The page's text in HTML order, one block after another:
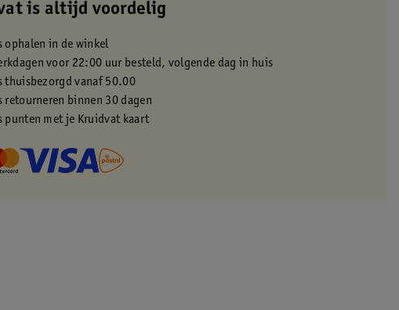
is altijd voordelig
ophalen in de winkel
voor 22:00 uur besteld, volgende dag in huis
thuisbezorgd vanaf 50.00
retourneren binnen 30 dagen
punten met je Kruidvat kaart